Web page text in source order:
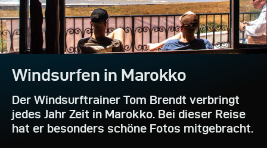
Windsurfen in Marokko
Der Windsurftrainer Tom Brendt verbringt
jedes Jahr Zeit in Marokko. Bei dieser Reise
hat er besonders schöne Fotos mitgebracht.